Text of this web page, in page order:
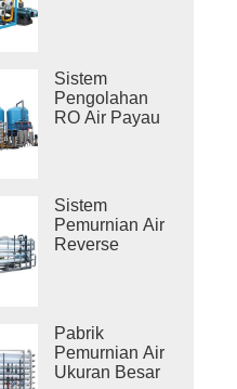
Sistem
Pengolahan
RO Air Payau
Sistem
Pemurnian Air
Reverse
Pabrik
Pemurnian Air
Ukuran Besar